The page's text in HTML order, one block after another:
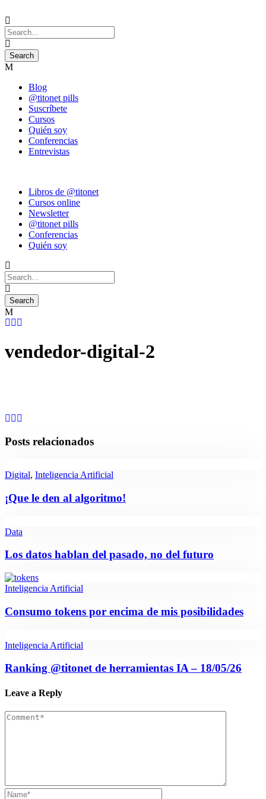
Blog
@titonet pills
Suscríbete
Cursos
Quién soy
Conferencias
Entrevistas
Libros de @titonet
Cursos online
Newsletter
@titonet pills
Conferencias
Quién soy
vendedor-digital-2
Posts relacionados
Digital, Inteligencia Artificial
¡Que le den al algoritmo!
Data
Los datos hablan del pasado, no del futuro
Inteligencia Artificial
Consumo tokens por encima de mis posibilidades
Inteligencia Artificial
Ranking @titonet de herramientas IA – 18/05/26
Leave a Reply